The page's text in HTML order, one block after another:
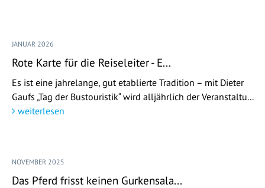
JANUAR 2026
Rote Karte für die Reiseleiter - E...
Es ist eine jahrelange, gut etablierte Tradition – mit Dieter
Gaufs „Tag der Bustouristik“ wird alljährlich der Veranstaltu...
weiterlesen
NOVEMBER 2025
Das Pferd frisst keinen Gurkensala...